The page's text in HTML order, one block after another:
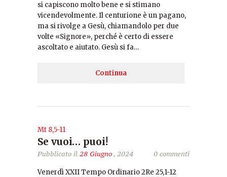
si capiscono molto bene e si stimano
vicendevolmente. Il centurione è un pagano,
ma si rivolge a Gesù, chiamandolo per due
volte «Signore», perché è certo di essere
ascoltato e aiutato. Gesù si fa…
Continua
Mt 8,5-11
Se vuoi… puoi!
Pubblicato il 28 Giugno, 2024 0 commenti
Venerdì XXII Tempo Ordinario 2Re 25,1-12